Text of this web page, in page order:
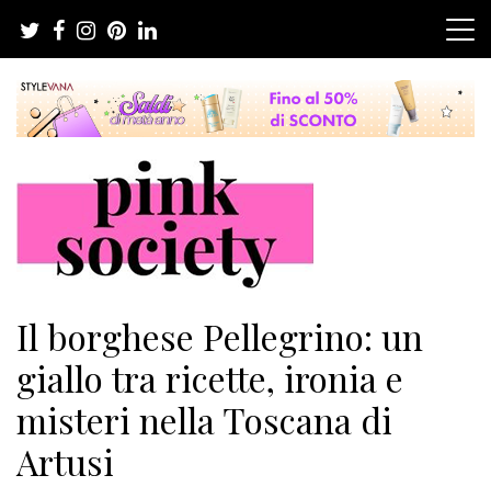
contenuto
Pink Society
Il borghese Pellegrino: un
giallo tra ricette, ironia e
misteri nella Toscana di
Artusi